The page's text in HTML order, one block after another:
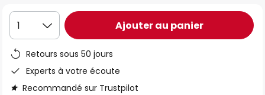
1 Ajouter au panier
Retours sous 50 jours
Experts à votre écoute
Recommandé sur Trustpilot